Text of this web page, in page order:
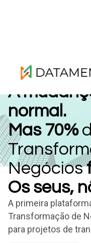
A
normal.
Mas 70%
Negócios
Os seus,
A primeira
Transformação de
para projetos de